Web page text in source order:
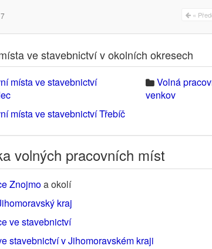
«
ve stavebnictví v okolních okresech
místa ve stavebnictví
Volná
venkov
místa ve stavebnictví Třebíč
volných pracovních míst
Znojmoa okolí
kraj
ve stavebnictví
stavebnictví v Jihomoravském kraji